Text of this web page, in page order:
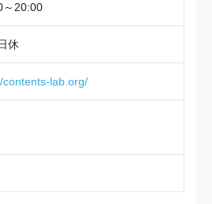
～20:00
休
contents-lab.org/